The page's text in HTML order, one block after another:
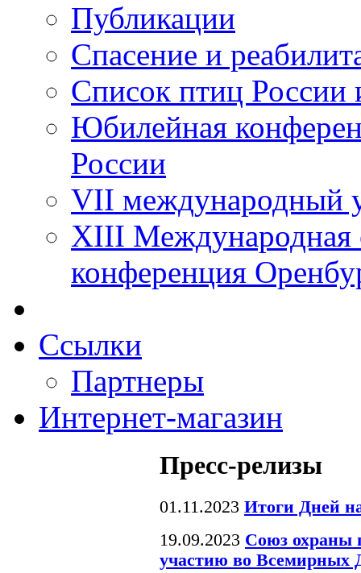
Публикации
Спасение и
Список птиц России
Юбилейная
России
VII международный
XIII Международная
конференция
Ссылки
Партнеры
Интернет-магазин
Пресс-релизы
01.11.2023 Итоги Дней
19.09.2023 Союз охраны
участию во Всемирных